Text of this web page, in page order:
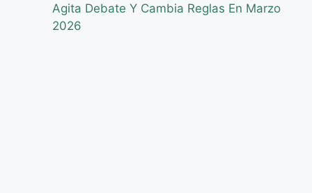
Agita Debate Y Cambia Reglas En Marzo
2026